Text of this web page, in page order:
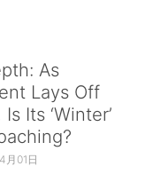
As
Lays Off
Its ‘Winter’
月01日